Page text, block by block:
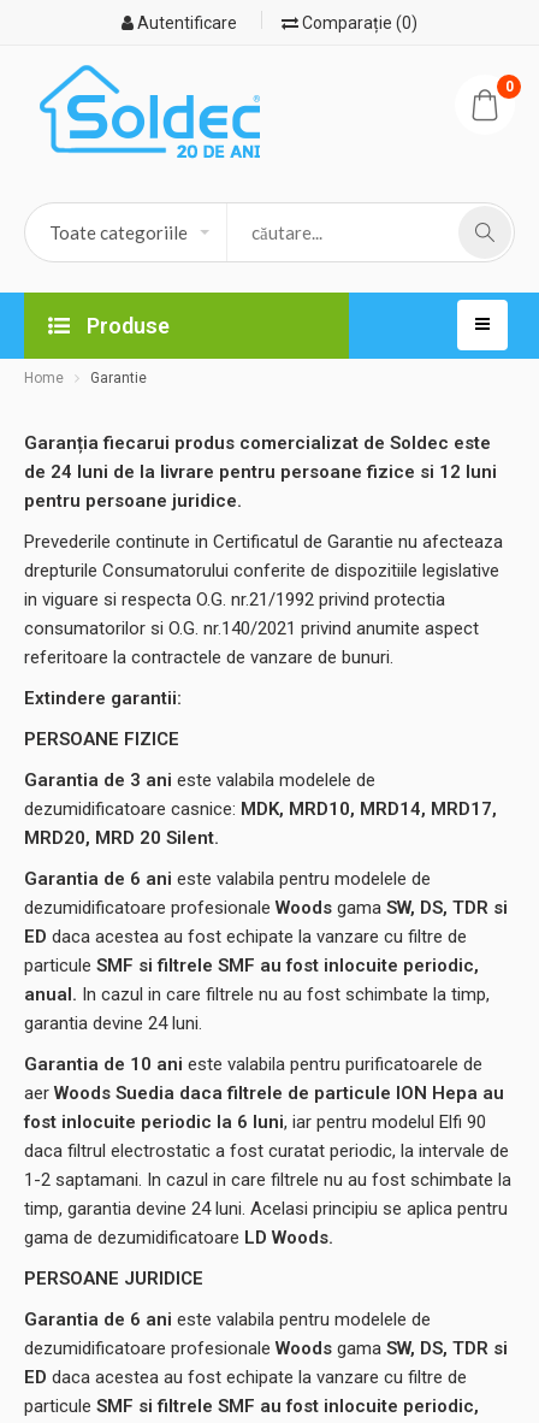
Autentificare Comparație (0)
0
Produse
Home Garantie
Garanția fiecarui produs comercializat de Soldec este
de 24 luni de la livrare pentru persoane fizice si 12 luni
pentru persoane juridice.
Prevederile continute in Certificatul de Garantie nu afecteaza
drepturile Consumatorului conferite de dispozitiile legislative
in viguare si respecta O.G. nr.21/1992 privind protectia
consumatorilor si O.G. nr.140/2021 privind anumite aspect
referitoare la contractele de vanzare de bunuri.
Extindere garantii:
PERSOANE FIZICE
Garantia de 3 ani este valabila modelele de
dezumidificatoare casnice: MDK, MRD10, MRD14, MRD17,
MRD20, MRD 20 Silent.
Garantia de 6 ani este valabila pentru modelele de
dezumidificatoare profesionale Woods gama SW, DS, TDR si
ED daca acestea au fost echipate la vanzare cu filtre de
particule SMF si filtrele SMF au fost inlocuite periodic,
anual. In cazul in care filtrele nu au fost schimbate la timp,
garantia devine 24 luni.
Garantia de 10 ani este valabila pentru purificatoarele de
aer Woods Suedia daca filtrele de particule ION Hepa au
fost inlocuite periodic la 6 luni, iar pentru modelul Elfi 90
daca filtrul electrostatic a fost curatat periodic, la intervale de
1-2 saptamani. In cazul in care filtrele nu au fost schimbate la
timp, garantia devine 24 luni. Acelasi principiu se aplica pentru
gama de dezumidificatoare LD Woods.
PERSOANE JURIDICE
Garantia de 6 ani este valabila pentru modelele de
dezumidificatoare profesionale Woods gama SW, DS, TDR si
ED daca acestea au fost echipate la vanzare cu filtre de
particule SMF si filtrele SMF au fost inlocuite periodic,